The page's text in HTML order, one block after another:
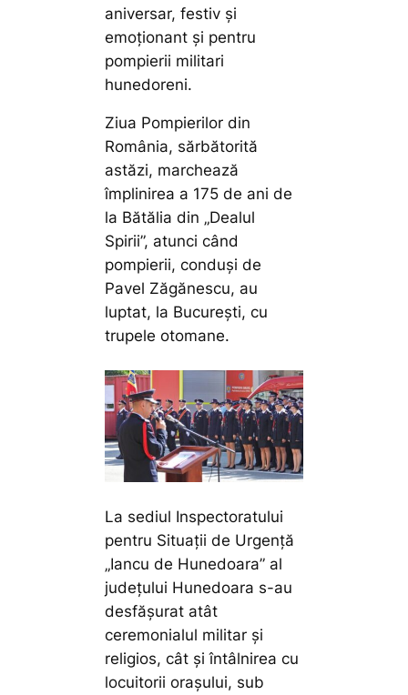
aniversar, festiv și
emoționant și pentru
pompierii militari
hunedoreni.
Ziua Pompierilor din
România, sărbătorită
astăzi, marchează
împlinirea a 175 de ani de
la Bătălia din „Dealul
Spirii”, atunci când
pompierii, conduși de
Pavel Zăgănescu, au
luptat, la București, cu
trupele otomane.
La sediul Inspectoratului
pentru Situații de Urgență
„Iancu de Hunedoara” al
județului Hunedoara s-au
desfășurat atât
ceremonialul militar și
religios, cât și întâlnirea cu
locuitorii orașului, sub